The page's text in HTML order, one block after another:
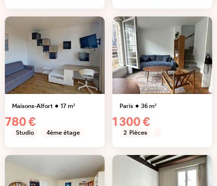
Maisons-Alfort 17m²
780 €
Studio 4ème étage
Paris 36m²
1 300 €
2 Pièces